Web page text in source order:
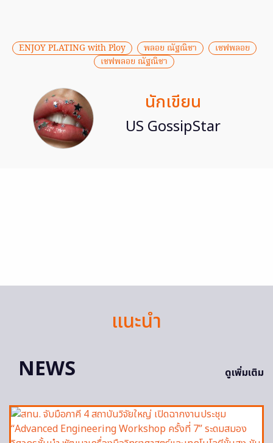
ENJOY PLATING with Ploy พลอย ณัฐณิชา
เชฟพลอย
เชฟพลอย ณัฐณิชา
นักเขียน
US GossipStar
แนะนำ
NEWS
ดูเพิ่มเติม